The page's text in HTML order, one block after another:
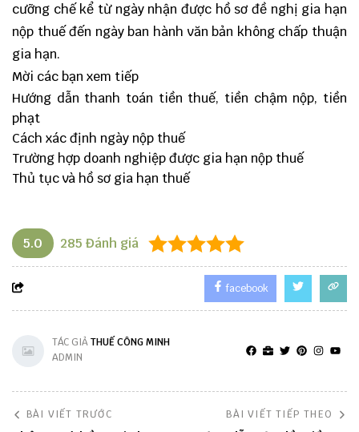
cưỡng chế kể từ ngày nhận được hồ sơ đề nghị gia hạn
nộp thuế đến ngày ban hành văn bản không chấp thuận
gia hạn.
Mời các bạn xem tiếp
Hướng dẫn thanh toán tiền thuế, tiền chậm nộp, tiền
phạt
Cách xác định ngày nộp thuế
Trường hợp doanh nghiệp được gia hạn nộp thuế
Thủ tục và hồ sơ gia hạn thuế
5.0 285 Đánh giá
facebook
TÁC GIẢTHUẾ CÔNG MINH
ADMIN
BÀI VIẾT TRƯỚC BÀI VIẾT TIẾP THEO